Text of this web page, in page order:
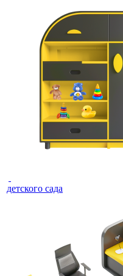
детского сада